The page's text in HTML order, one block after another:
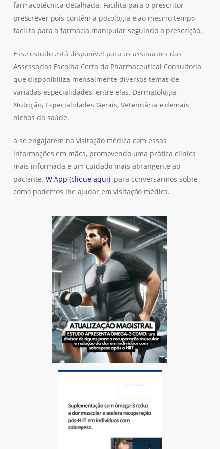
farmacotécnica detalhada. Facilita para o prescritor
prescrever pois contém a posologia e ao mesmo tempo
facilita para a farmácia manipular seguindo a prescrição.
Esse estudo está disponível para os assinantes das
Assessorias Escolha Certa da Pharmaceutical Consultoria
que disponibiliza mensalmente diversos temas de
variadas especialidades, entre elas, Dermatologia,
Nutrição, Especialidades Gerais, Veterinária e demais
nichos da saúde.
a se engajarem na visitação médica com essas
informações em mãos, promovendo uma prática clínica
mais informada e um cuidado mais abrangente ao
paciente. W App (clique aqui) para conversarmos sobre
como podemos lhe ajudar em visitação médica.